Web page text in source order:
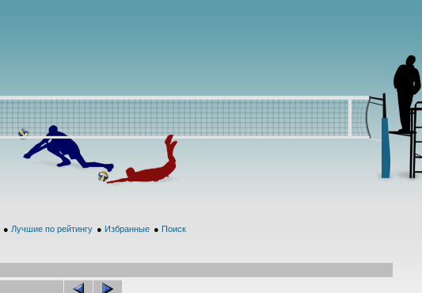
● Лучшие по рейтингу ● Избранные ● Поиск